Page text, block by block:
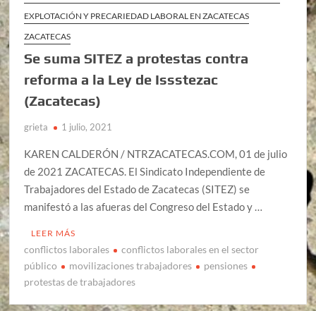
EXPLOTACIÓN Y PRECARIEDAD LABORAL EN ZACATECAS
ZACATECAS
Se suma SITEZ a protestas contra
reforma a la Ley de Issstezac
(Zacatecas)
grieta 1 julio, 2021
KAREN CALDERÓN / NTRZACATECAS.COM, 01 de julio
de 2021 ZACATECAS. El Sindicato Independiente de
Trabajadores del Estado de Zacatecas (SITEZ) se
manifestó a las afueras del Congreso del Estado y …
LEER MÁS
conflictos laborales
conflictos laborales en el sector
público
movilizaciones trabajadores
pensiones
protestas de trabajadores